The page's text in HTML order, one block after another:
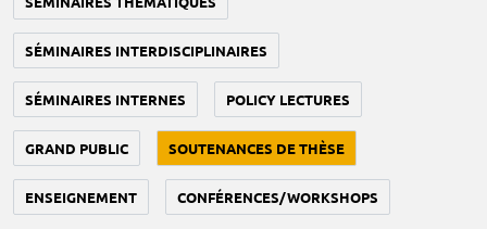
SÉMINAIRES INTERDISCIPLINAIRES
SÉMINAIRES INTERNES POLICY LECTURES
GRAND PUBLIC SOUTENANCES DE THÈSE
ENSEIGNEMENT CONFÉRENCES/WORKSHOPS